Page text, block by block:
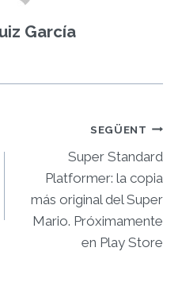
García
SEGÜENT
Super Standard
Platformer: la copia
más original del Super
Mario. Próximamente
en Play Store